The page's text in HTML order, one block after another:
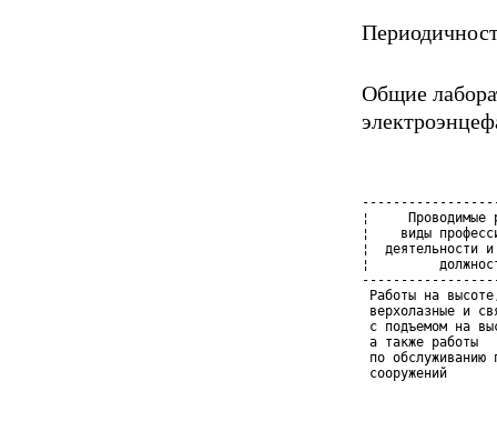
Общие
¦     Проводимые
¦    виды
¦
¦
Работы на
верхолазные и
с подъемом на
а также работы
по обслуживанию
сооружений